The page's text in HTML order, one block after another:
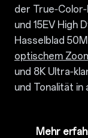
der
und 15EV High
Hasselblad
optischem
und 8K
und Tonalität in
Mehr